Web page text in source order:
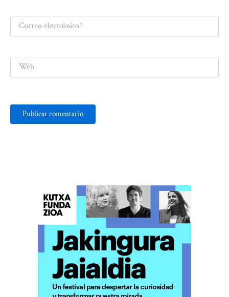
Correo
electrónico*
Web